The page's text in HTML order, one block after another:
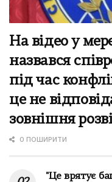
На відео у
назвався
під час
це не
зовнішня
0 ПОШИРИТИ
"Це врятує